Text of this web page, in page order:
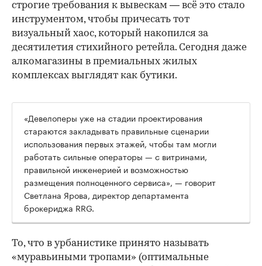
строгие требования к вывескам — всё это стало
инструментом, чтобы причесать тот
визуальный хаос, который накопился за
десятилетия стихийного ретейла. Сегодня даже
алкомагазины в премиальных жилых
комплексах выглядят как бутики.
00:00
«Девелоперы уже на стадии проектирования
стараются закладывать правильные сценарии
использования первых этажей, чтобы там могли
работать сильные операторы — с витринами,
правильной инженерией и возможностью
размещения полноценного сервиса», — говорит
Светлана Ярова, директор департамента
брокериджа RRG.
То, что в урбанистике принято называть
«муравьиными тропами» (оптимальные